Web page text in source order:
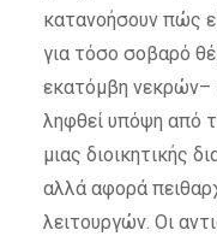
κατανοήσουν πώς
για τόσο σοβαρό
εκατόμβη νεκρών–
ληφθεί υπόψη από
μιας διοικητικής
αλλά αφορά
λειτουργών. Οι